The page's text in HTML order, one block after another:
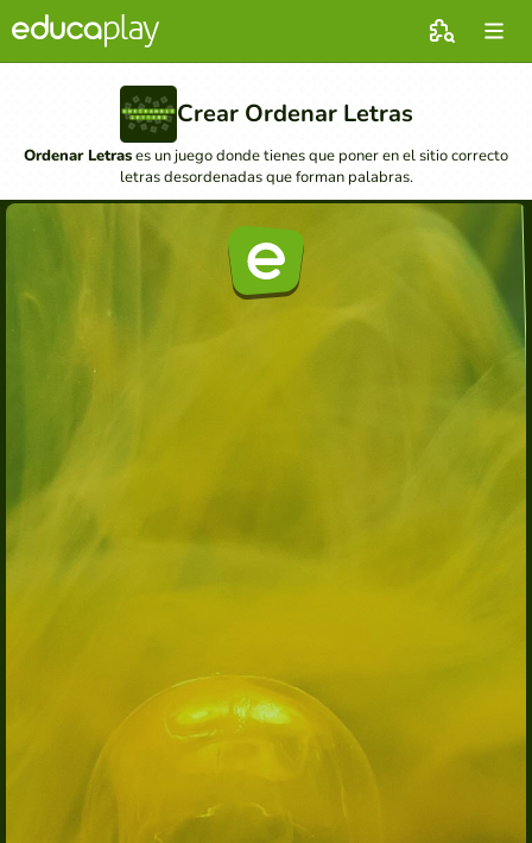
Crear Ordenar Letras
Ordenar Letrases un juego donde tienes que poner en el sitio correcto
letras desordenadas que forman palabras.